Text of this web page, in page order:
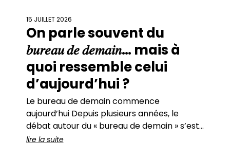
15 JUILLET 2026
On parle souvent du
𝑏𝑢𝑟𝑒𝑎𝑢 𝑑𝑒 𝑑𝑒𝑚𝑎𝑖𝑛… mais à
quoi ressemble celui
d’aujourd’hui ?
Le bureau de demain commence
aujourd’hui Depuis plusieurs années, le
débat autour du « bureau de demain » s’est
imposé dans les réflexions des entreprises.
lire la suite